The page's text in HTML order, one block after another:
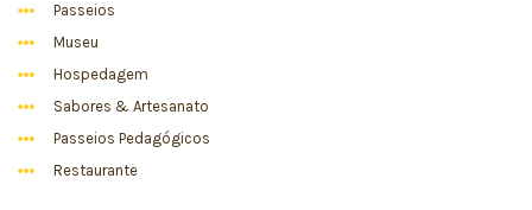
Passeios
Museu
Hospedagem
Sabores & Artesanato
Passeios Pedagógicos
Restaurante